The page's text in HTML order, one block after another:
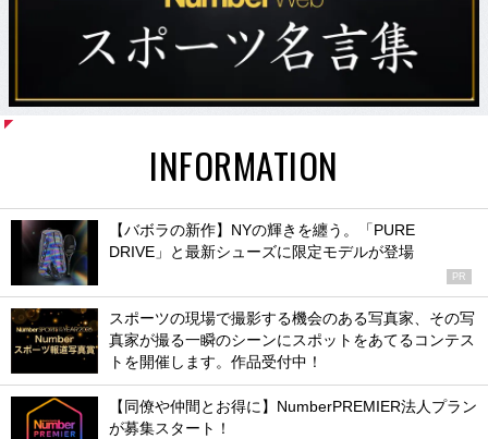
INFORMATION
【バボラの新作】NYの輝きを纏う。「PURE
DRIVE」と最新シューズに限定モデルが登場
PR
スポーツの現場で撮影する機会のある写真家、その写
真家が撮る一瞬のシーンにスポットをあてるコンテス
トを開催します。作品受付中！
【同僚や仲間とお得に】NumberPREMIER法人プラン
が募集スタート！